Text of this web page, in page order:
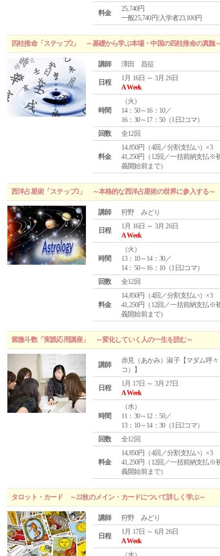
料金
25,740円
一般25,740円/入学者23,100円
四柱推命「ステップ2」 ～基礎から学ぶ本場・中国の四柱推命の真髄
講師 澤田 昌征
日程
1月 16日 ～ 3月 26日
A Week
時間
（火 ）
14：50～16：10／
16：30～17：50（1日2コマ）
回数
全12回
料金
14,850円（4回／分割支払い）×3
41,250円（12回／一括前納支払※
義開始前まで）
西洋占星術「ステップ2」 ～本格的な西洋占星術の世界に参入する～
講師 狩野 みどり
日程
1月 16日 ～ 3月 26日
A Week
時間
（火 ）
13：10～14：30／
14：50～16：10（1日2コマ）
回数
全12回
料金
14,850円（4回／分割支払い）×3
41,250円（12回／一括前納支払※
義開始前まで）
紫微斗数「実践応用講座」 ～変化していく人の一生を読む～
講師
赤見（あかみ）淑子【マダム呼々
コ）】
日程
1月 17日 ～ 3月 27日
A Week
時間
（水）
11：30～12：50／
13：10～14：30（1日2コマ）
回数
全12回
料金
14,850円（4回／分割支払い）×3
41,250円（12回／一括前納支払※
義開始前まで）
タロット・カード ～22枚のメイン・カードについて詳しく学ぶ～
講師 狩野 みどり
日程
1月 17日 ～ 6月 26日
A Week